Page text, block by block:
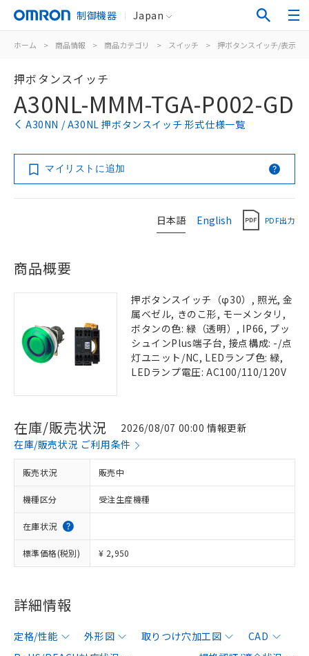
制御機器 Japan
ホーム > 商品情報 > 商品カテゴリ > スイッチ > 押ボタンスイッチ/表示灯
押ボタンスイッチ
A30NL-MMM-TGA-P002-GD
A30NN / A30NL 押ボタンスイッチ 形式仕様一覧
マイリストに追加
日本語 English PDF出力
商品概要
押ボタンスイッチ（φ30）, 照光, 金
属ベゼル, きのこ形, モーメンタリ,
ボタンの色: 緑（透明）, IP66, プッ
シュインPlus端子台, 接点構成: -/点
灯ユニット/NC, LEDランプ色: 緑,
LEDランプ電圧: AC100/110/120V
在庫/販売状況
2026/08/07 00:00 情報更新
在庫/販売状況 ご利用条件
販売状況 販売中
機種区分 受注生産機種
在庫状況
標準価格(税別) ¥ 2,950
詳細情報
定格/性能 外形図 取りつけ穴加工図
CAD